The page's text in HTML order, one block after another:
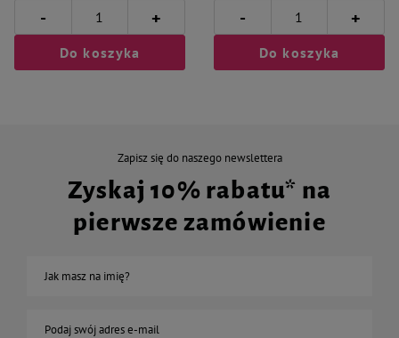
- +
Do koszyka
- +
Do koszyka
Zapisz się do naszego newslettera
Zyskaj 10% rabatu* na
pierwsze zamówienie
Jak masz na imię?
Podaj swój adres e-mail